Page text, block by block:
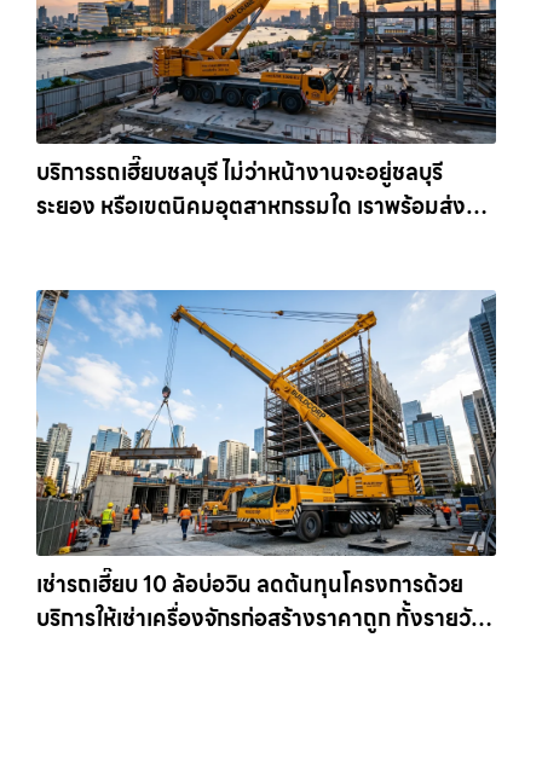
บริการรถเฮี๊ยบชลบุรี ไม่ว่าหน้างานจะอยู่ชลบุรี
ระยอง หรือเขตนิคมอุตสาหกรรมใด เราพร้อมส่งรถ
เช่ารถเฮี๊ยบ 10 ล้อบ่อวิน ลดต้นทุนโครงการด้วย
บริการให้เช่าเครื่องจักรก่อสร้างราคาถูก ทั้งรายวัน